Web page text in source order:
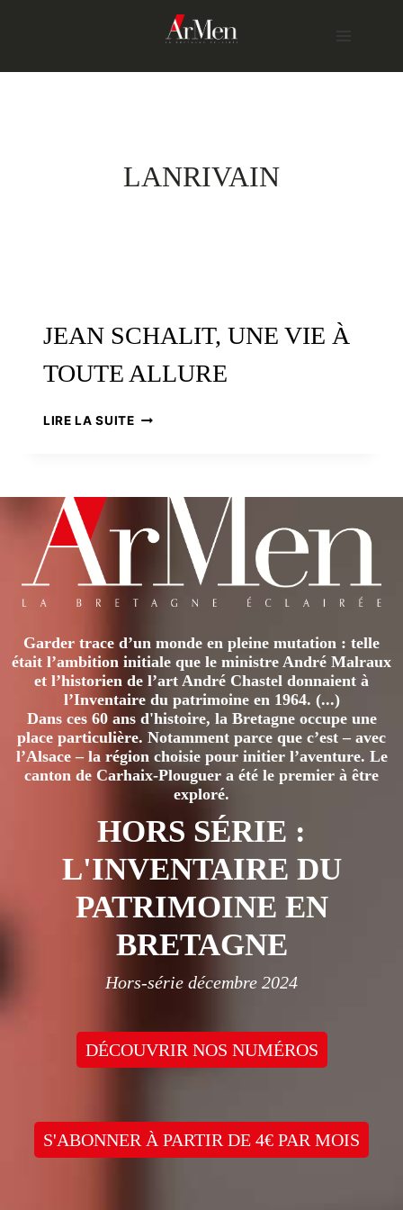
LANRIVAIN
JEAN SCHALIT, UNE VIE À
TOUTE ALLURE
LIRE LA SUITEJEAN
TOUTE
ALLURE
Garder trace d’un monde en pleine mutation : telle
était l’ambition initiale que le ministre André Malraux
et l’historien de l’art André Chastel donnaient à
l’Inventaire du patrimoine en 1964. (...)
Dans ces 60 ans d'histoire, la Bretagne occupe une
place particulière. Notamment parce que c’est – avec
l’Alsace – la région choisie pour initier l’aventure. Le
canton de Carhaix-Plouguer a été le premier à être
exploré.
HORS SÉRIE :
L'INVENTAIRE DU
PATRIMOINE EN
BRETAGNE
Hors-série décembre 2024
DÉCOUVRIR NOS NUMÉROS
S'ABONNER À PARTIR DE 4€ PAR MOIS